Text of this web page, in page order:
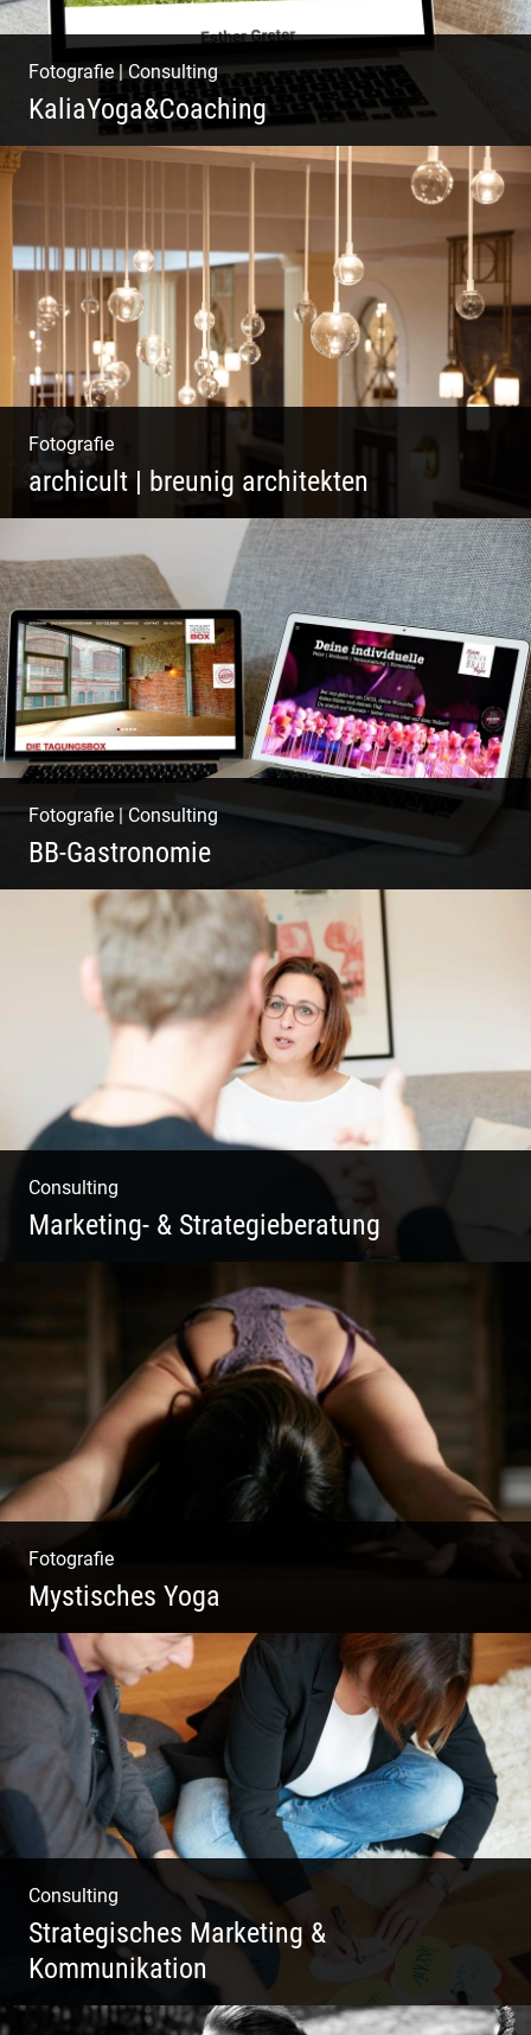
Fotografie|Consulting
KaliaYoga&Coaching
Pint- & Webdesign, Fotografie & Corporate-
Fotografie
archicult | breunig architekten
Wasser im Fluss der Kurstadt
Fotografie|Consulting
BB-Gastronomie
Fotografie, Marketing & Design
Consulting
Marketing- & Strategieberatung
Deine Produkte oder deine Dienstleistung
auf den Markt bringen!
Fotografie
Mystisches Yoga
Yoga und Meditation – mystisch inszeniert
Consulting
Strategisches Marketing &
Kommunikation